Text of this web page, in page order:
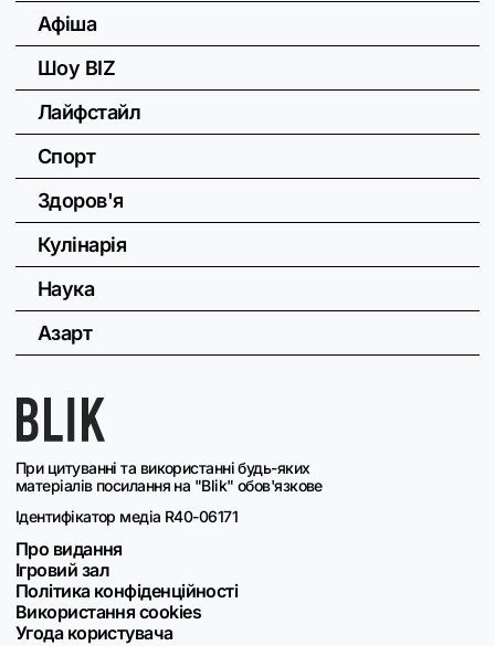
При цитуванні та використанні будь-яких
матеріалів посилання на "Blik" обов'язкове
Ідентифікатор медіа R40-06171
Про видання
Ігровий зал
Політика конфіденційності
Використання cookies
Угода користувача
Афіша
Шоу BIZ
Лайфстайл
Спорт
Здоров'я
Кулінарія
Наука
Азарт